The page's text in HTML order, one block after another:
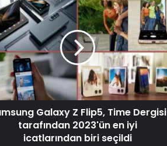
Galaxy Z Flip5, Time Dergisi
tarafından 2023'ün en iyi
icatlarından biri seçildi